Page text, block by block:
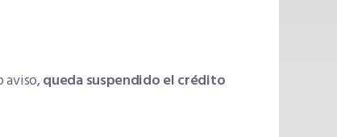
queda suspendido el crédito